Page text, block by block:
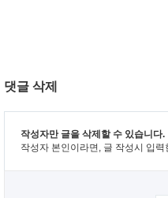
댓글 삭제
작성자만 글을 삭제할 수 있습니다.
작성자 본인이라면, 글 작성시 입